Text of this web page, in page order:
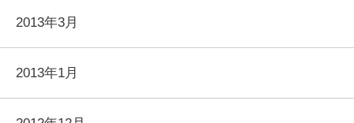
2013年3月
2013年1月